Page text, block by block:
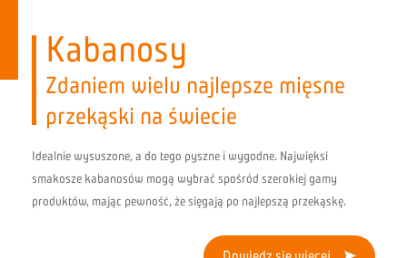
Kabanosy
Zdaniem wielu najlepsze mięsne
przekąski na świecie
Idealnie wysuszone, a do tego pyszne i wygodne. Najwięksi
smakosze kabanosów mogą wybrać spośród szerokiej gamy
produktów, mając pewność, że sięgają po najlepszą przekąskę.